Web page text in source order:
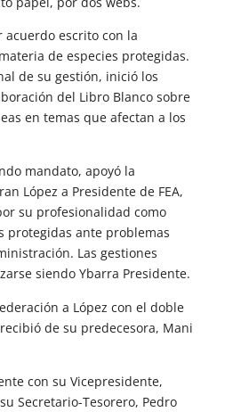
escrito con la
de especies protegidas.
de su gestión, inició los
del Libro Blanco sobre
en temas que afectan a los
mandato, apoyó la
López a Presidente de FEA,
su profesionalidad como
protegidas ante problemas
Las gestiones
siendo Ybarra Presidente.
a López con el doble
de su predecesora, Mani
con su Vicepresidente,
Secretario-Tesorero, Pedro